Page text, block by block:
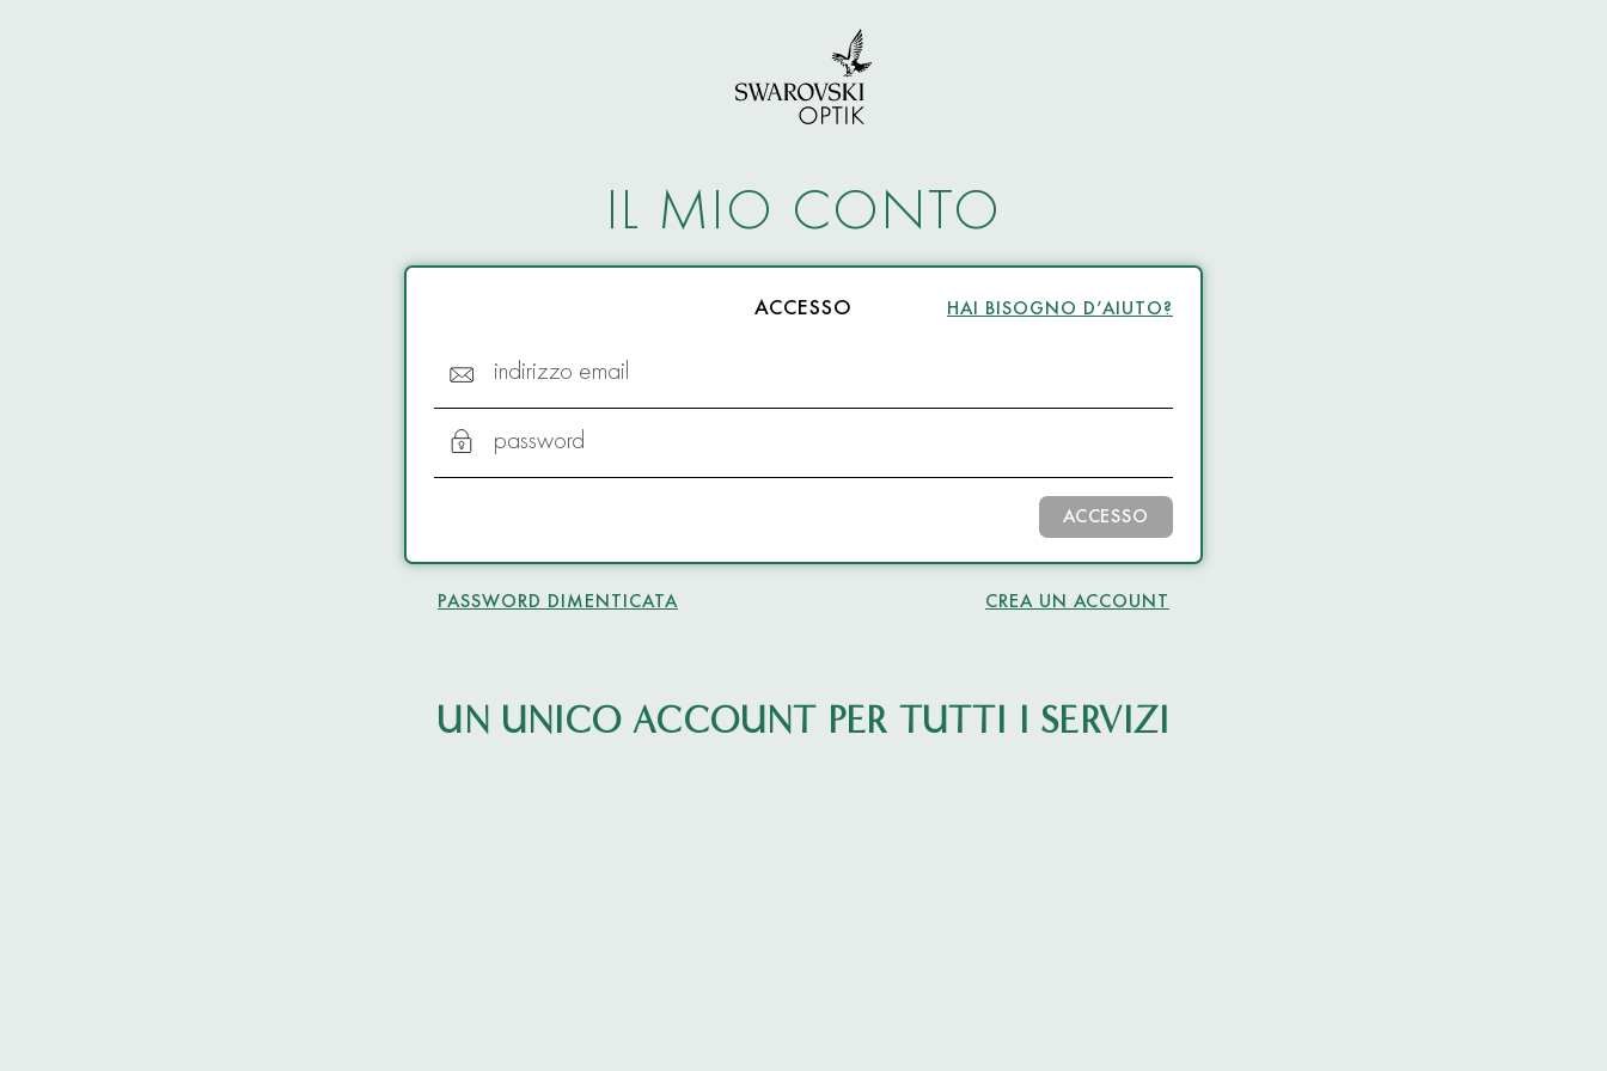
IL MIO CONTO
ACCESSO HAI BISOGNO D’AIUTO?
indirizzo email
password
ACCESSO
PASSWORD DIMENTICATA CREA UN ACCOUNT
UN UNICO ACCOUNT PER TUTTI I SERVIZI